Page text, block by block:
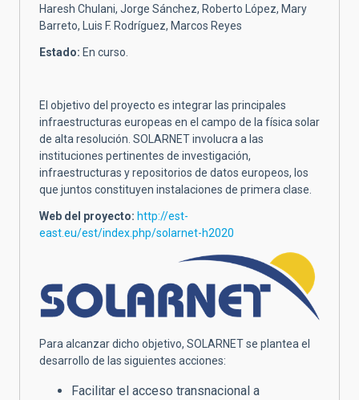
Haresh Chulani, Jorge Sánchez, Roberto López, Mary
Barreto, Luis F. Rodríguez, Marcos Reyes
Estado: En curso.
El objetivo del proyecto es integrar las principales
infraestructuras europeas en el campo de la física solar
de alta resolución. SOLARNET involucra a las
instituciones pertinentes de investigación,
infraestructuras y repositorios de datos europeos, los
que juntos constituyen instalaciones de primera clase.
Web del proyecto: http://est-
east.eu/est/index.php/solarnet-h2020
Para alcanzar dicho objetivo, SOLARNET se plantea el
desarrollo de las siguientes acciones:
Facilitar el acceso transnacional a